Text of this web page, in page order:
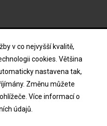
v co nejvyšší kvalitě,
cookies. Většina
nastavena tak,
Změnu můžete
Více informací o
údajů.
ochrany osobních